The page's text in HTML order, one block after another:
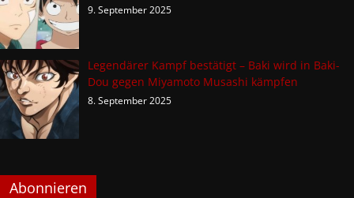
9. September 2025
Legendärer Kampf bestätigt – Baki wird in Baki-
Dou gegen Miyamoto Musashi kämpfen
8. September 2025
Abonnieren